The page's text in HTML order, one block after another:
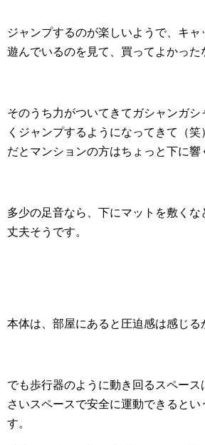
ジャンプするのが楽しいようで、キャ
遊んでいるのを見て、買ってよかった
そのうち力がついてきてガシャンガシ
くジャンプするようになってきて（
だとマンションの方はちょっと下に響
多少の足音なら、下にマットを敷くな
丈夫そうです。
本体は、部屋にあると圧迫感は感じる
でも歩行器のように動き回るスペー
さいスペースで安全に運動できるとい
す。